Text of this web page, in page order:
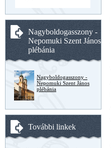
Nagyboldogasszony -
Nepomuki Szent János
plébánia
Nagyboldogasszony -
Nepomuki Szent János
plébánia
További linkek